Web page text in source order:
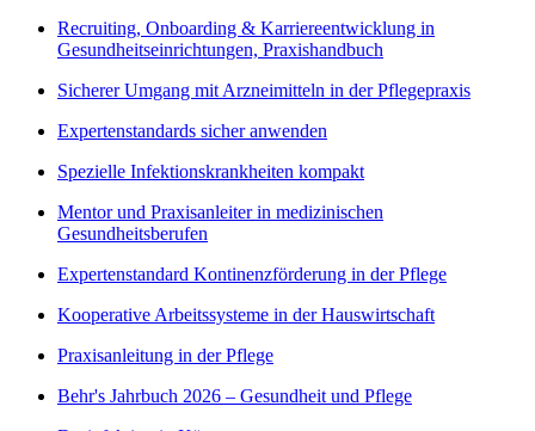
Recruiting, Onboarding & Karriereentwicklung in
Gesundheitseinrichtungen, Praxishandbuch
Sicherer Umgang mit Arzneimitteln in der Pflegepraxis
Expertenstandards sicher anwenden
Spezielle Infektionskrankheiten kompakt
Mentor und Praxisanleiter in medizinischen
Gesundheitsberufen
Expertenstandard Kontinenzförderung in der Pflege
Kooperative Arbeitssysteme in der Hauswirtschaft
Praxisanleitung in der Pflege
Behr's Jahrbuch 2026 – Gesundheit und Pflege